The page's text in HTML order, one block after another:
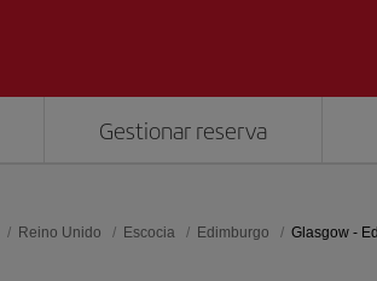
Gestionar reserva
Reino Unido Escocia Edimburgo Glasgow -